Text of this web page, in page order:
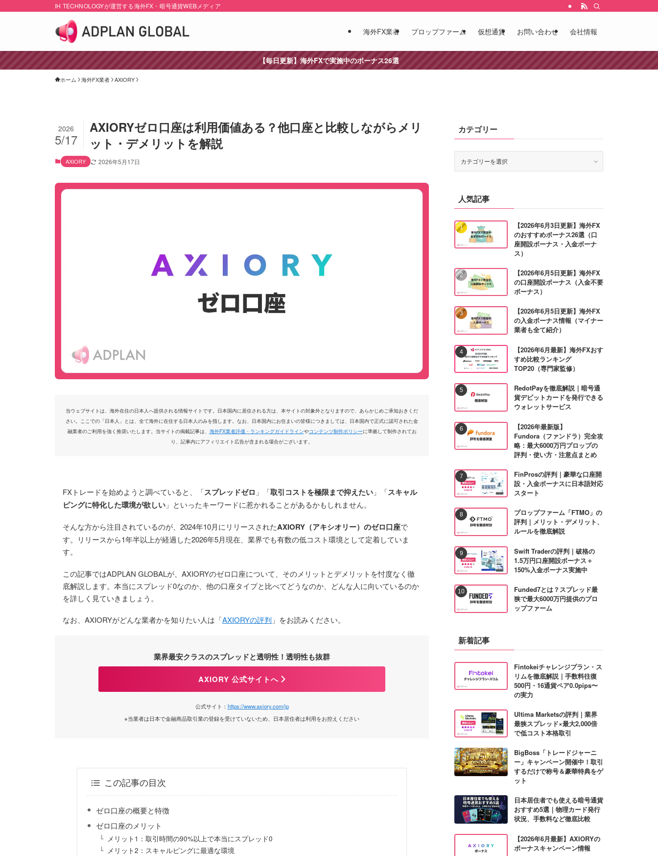
IH TECHNOLOGYが運営する海外FX・暗号通貨WEBメディア
海外FX業者 プロップファーム 仮想通貨 お問い合わせ 会社情報
【毎日更新】海外FXで実施中のボーナス26選
ホーム 海外FX業者 AXIORY
AXIORYゼロ口座は利用価値ある？他口座と比較しながらメリ
ット・デメリットを解説
2026
5/17
AXIORY 2026年5月17日
当ウェブサイトは、海外在住の日本人へ提供される情報サイトです。日本国内に居住される方は、本サイトの対象外となりますので、あらかじめご承知おきくだ
さい。ここでの「日本人」とは、全て海外に在住する日本人のみを指します。なお、日本国内にお住まいの皆様につきましては、日本国内で正式に認可された金
融業者のご利用を強く推奨いたします。当サイトの掲載記事は、 海外FX業者評価・ランキングガイドラインやコンテンツ制作ポリシーに準拠して制作されてお
り、記事内にアフィリエイト広告が含まれる場合がございます。
FXトレードを始めようと調べていると、「スプレッドゼロ 」「取引コストを極限まで抑えたい 」「スキャル
ピングに特化した環境が欲しい 」といったキーワードに惹かれることがあるかもしれません。
そんな方から注目されているのが、2024年10月にリリースされたAXIORY（アキシオリー）のゼロ口座で
す。リリースから1年半以上が経過した2026年5月現在、業界でも有数の低コスト環境として定着していま
す。
この記事ではADPLAN GLOBALが、AXIORYのゼロ口座について、そのメリットとデメリットを忖度なく徹
底解説します。本当にスプレッド0なのか、他の口座タイプと比べてどうなのか、どんな人に向いているのか
を詳しく見ていきましょう。
なお、AXIORYがどんな業者かを知りたい人は「AXIORYの評判 」をお読みください。
業界最安クラスのスプレッドと透明性！透明性も抜群
AXIORY 公式サイトへ
公式サイト： https://www.axiory.com/jp
※当業者は日本で金融商品取引業の登録を受けていないため、日本居住者は利用をお控えください
この記事の目次
ゼロ口座の概要と特徴
ゼロ口座のメリット
メリット1：取引時間の90%以上で本当にスプレッド0
メリット2：スキャルピングに最適な環境
カテゴリー
ゴ
人気記事
【2026年6月3日更新】海外FX
のおすすめボーナス26選（口
座開設ボーナス・入金ボーナ
ス）
【2026年6月5日更新】海外FX
の口座開設ボーナス（入金不要
ボーナス）
【2026年6月5日更新】海外FX
の入金ボーナス情報（マイナー
業者も全て紹介）
【2026年6月最新】海外FXおす
すめ比較ランキング
TOP20（専門家監修）
RedotPayを徹底解説｜暗号通
貨デビットカードを発行できる
ウォレットサービス
【2026年最新版】
Fundora（ファンドラ）完全攻
略：最大6000万円プロップの
評判・使い方・注意点まとめ
FinProsの評判｜豪華な口座開
設・入金ボーナスに日本語対応
スタート
プロップファーム「FTMO」の
評判｜メリット・デメリット、
ルールを徹底解説
Swift Traderの評判｜破格の
1.5万円口座開設ボーナス＋
150%入金ボーナス実施中
Funded7とは？スプレッド最
狭で最大6000万円提供のプロ
ップファーム
新着記事
Fintokeiチャレンジプラン・ス
リムを徹底解説｜手数料往復
500円・16通貨ペア0.0pips〜
の実力
Ultima Marketsの評判｜業界
最狭スプレッド×最大2,000倍
で低コスト本格取引
BigBoss「トレードジャーニ
ー」キャンペーン開催中！取引
するだけで称号＆豪華特典をゲ
ット
日本居住者でも使える暗号通貨
おすすめ5選｜物理カード発行
状況、手数料など徹底比較
【2026年6月最新】AXIORYの
ボーナスキャンペーン情報